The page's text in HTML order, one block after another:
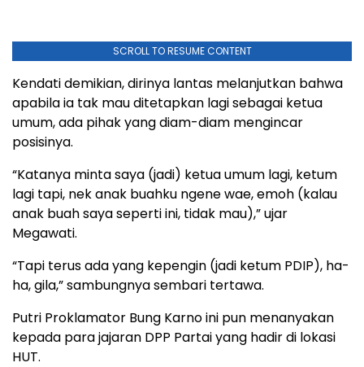
SCROLL TO RESUME CONTENT
Kendati demikian, dirinya lantas melanjutkan bahwa
apabila ia tak mau ditetapkan lagi sebagai ketua
umum, ada pihak yang diam-diam mengincar
posisinya.
“Katanya minta saya (jadi) ketua umum lagi, ketum
lagi tapi, nek anak buahku ngene wae, emoh (kalau
anak buah saya seperti ini, tidak mau),” ujar
Megawati.
“Tapi terus ada yang kepengin (jadi ketum PDIP), ha-
ha, gila,” sambungnya sembari tertawa.
Putri Proklamator Bung Karno ini pun menanyakan
kepada para jajaran DPP Partai yang hadir di lokasi
HUT.